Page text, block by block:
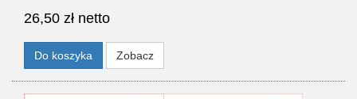
26,50 zł netto
Do koszyka Zobacz